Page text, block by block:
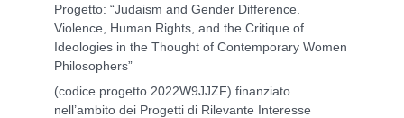
Progetto: “Judaism and Gender Difference.
Violence, Human Rights, and the Critique of
Ideologies in the Thought of Contemporary Women
Philosophers”
(codice progetto 2022W9JJZF) finanziato
nell’ambito dei Progetti di Rilevante Interesse